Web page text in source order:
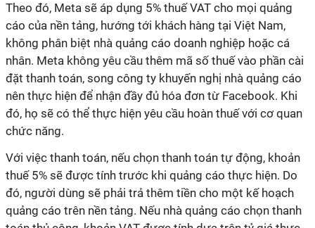
Theo đó, Meta sẽ áp dụng 5% thuế VAT cho mọi quảng
cáo của nền tảng, hướng tới khách hàng tại Việt Nam,
không phân biệt nhà quảng cáo doanh nghiệp hoặc cá
nhân. Meta không yêu cầu thêm mã số thuế vào phần cài
đặt thanh toán, song công ty khuyến nghị nhà quảng cáo
nên thực hiện để nhận đầy đủ hóa đơn từ Facebook. Khi
đó, họ sẽ có thể thực hiện yêu cầu hoàn thuế với cơ quan
chức năng.
Với việc thanh toán, nếu chọn thanh toán tự động, khoản
thuế 5% sẽ được tính trước khi quảng cáo thực hiện. Do
đó, người dùng sẽ phải trả thêm tiền cho một kế hoạch
quảng cáo trên nền tảng. Nếu nhà quảng cáo chọn thanh